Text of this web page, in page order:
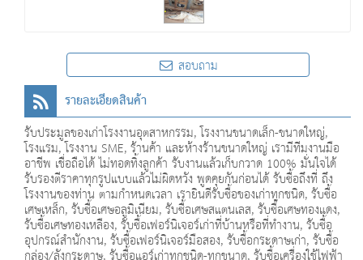
สอบถาม
รายละเอียดสินค้า
รับประมูลของเก่าโรงงานอุตสาหกรรม, โรงงานขนาดเล็ก-ขนาดใหญ่,
โรงแรม, โรงงาน SME, ร้านค้า และห้างร้านขนาดใหญ่ เรามีทีมงานมือ
อาชีพ เชื่อถือได้ ไม่ทอดทิ้งลูกค้า รับงานแล้วเก็บกวาด 100% มั่นใจได้
รับรองตีราคาทุกรูปแบบแล้วไม่ผิดหวัง พูดคุยกันก่อนได้ รับซื้อถึงที่ ถึง
โรงงานของท่าน ตามกำหนดเวลา เรายินดีรับซื้อของเก่าทุกชนิด, รับซื้อ
เศษเหล็ก, รับซื้อเศษอลูมิเนียม, รับซื้อเศษสแตนเลส, รับซื้อเศษทองแดง,
รับซื้อเศษทองเหลือง, รับซื้อเฟอร์นิเจอร์เก่าที่บ้านหรือที่ทำงาน, รับซื้อ
อุปกรณ์สำนักงาน, รับซื้อเฟอร์นิเจอร์มือสอง, รับซื้อกระดาษเก่า, รับซื้อ